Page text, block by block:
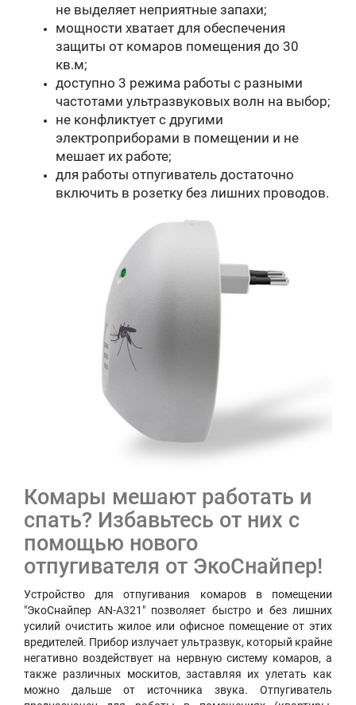
не выделяет неприятные запахи;
мощности хватает для обеспечения
защиты от комаров помещения до 30
кв.м;
доступно 3 режима работы с разными
частотами ультразвуковых волн на выбор;
не конфликтует с другими
электроприборами в помещении и не
мешает их работе;
для работы отпугиватель достаточно
включить в розетку без лишних проводов.
Комары мешают работать и
спать? Избавьтесь от них с
помощью нового
отпугивателя от ЭкоСнайпер!
Устройство для отпугивания комаров в помещении
"ЭкоСнайпер AN-A321" позволяет быстро и без лишних
усилий очистить жилое или офисное помещение от этих
вредителей. Прибор излучает ультразвук, который крайне
негативно воздействует на нервную систему комаров, а
также различных москитов, заставляя их улетать как
можно дальше от источника звука. Отпугиватель